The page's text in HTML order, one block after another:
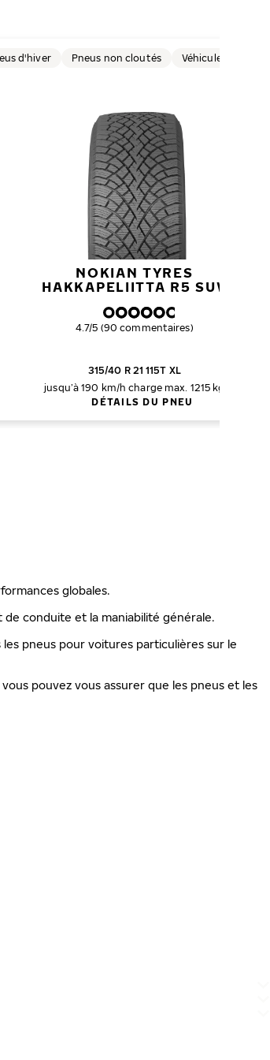
NOKIAN TYRES
HAKKAPELIITTA R5 SUV
d'hiver Pneus non cloutés Véhicules
Note globale
4.7/5 (90 commentaires)
315/40 R 21 115T XL
jusqu’à 190 km/h charge max. 1215 kg
DÉTAILS DU PNEU
globales.
conduite et la maniabilité générale.
pneus pour voitures particulières sur le
pouvez vous assurer que les pneus et les